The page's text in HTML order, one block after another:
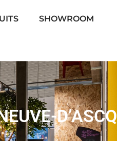
SHOWROOM
D’ASCQ